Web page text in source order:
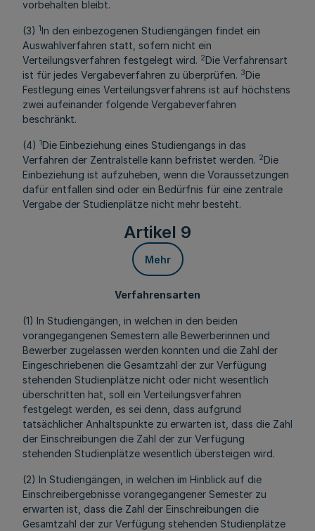
vorbehalten bleibt.
(3) 1In den einbezogenen Studiengängen findet ein
Auswahlverfahren statt, sofern nicht ein
Verteilungsverfahren festgelegt wird. 2Die Verfahrensart
ist für jedes Vergabeverfahren zu überprüfen. 3Die
Festlegung eines Verteilungsverfahrens ist auf höchstens
zwei aufeinander folgende Vergabeverfahren
beschränkt.
(4) 1Die Einbeziehung eines Studiengangs in das
Verfahren der Zentralstelle kann befristet werden. 2Die
Einbeziehung ist aufzuheben, wenn die Voraussetzungen
dafür entfallen sind oder ein Bedürfnis für eine zentrale
Vergabe der Studienplätze nicht mehr besteht.
Artikel 9
Mehr
Verfahrensarten
(1) In Studiengängen, in welchen in den beiden
vorangegangenen Semestern alle Bewerberinnen und
Bewerber zugelassen werden konnten und die Zahl der
Eingeschriebenen die Gesamtzahl der zur Verfügung
stehenden Studienplätze nicht oder nicht wesentlich
überschritten hat, soll ein Verteilungsverfahren
festgelegt werden, es sei denn, dass aufgrund
tatsächlicher Anhaltspunkte zu erwarten ist, dass die Zahl
der Einschreibungen die Zahl der zur Verfügung
stehenden Studienplätze wesentlich übersteigen wird.
(2) In Studiengängen, in welchen im Hinblick auf die
Einschreibergebnisse vorangegangener Semester zu
erwarten ist, dass die Zahl der Einschreibungen die
Gesamtzahl der zur Verfügung stehenden Studienplätze